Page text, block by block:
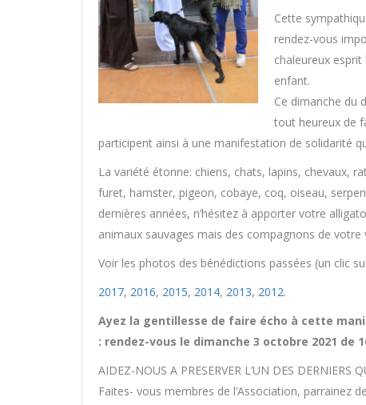
Cette
rendez-vous
chaleureux
enfant.
Ce dimanche du
tout heureux de
participent ainsi à une manifestation de solidarité
La variété étonne: chiens, chats, lapins, chevaux,
furet, hamster, pigeon, cobaye, coq, oiseau,
dernières années, n’hésitez à apporter votre
animaux sauvages mais des compagnons de votre
Voir les photos des bénédictions passées (un clic
2017, 2016, 2015, 2014, 2013, 2012.
Ayez la gentillesse de faire écho à cette
: rendez-vous le dimanche 3 octobre 2021 de
AIDEZ-NOUS A PRESERVER L’UN DES DERNIERS
Faites- vous membres de l’Association, parrainez